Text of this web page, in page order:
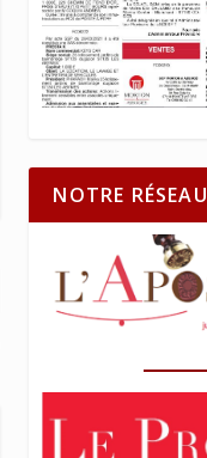
NOTRE RÉSEAU